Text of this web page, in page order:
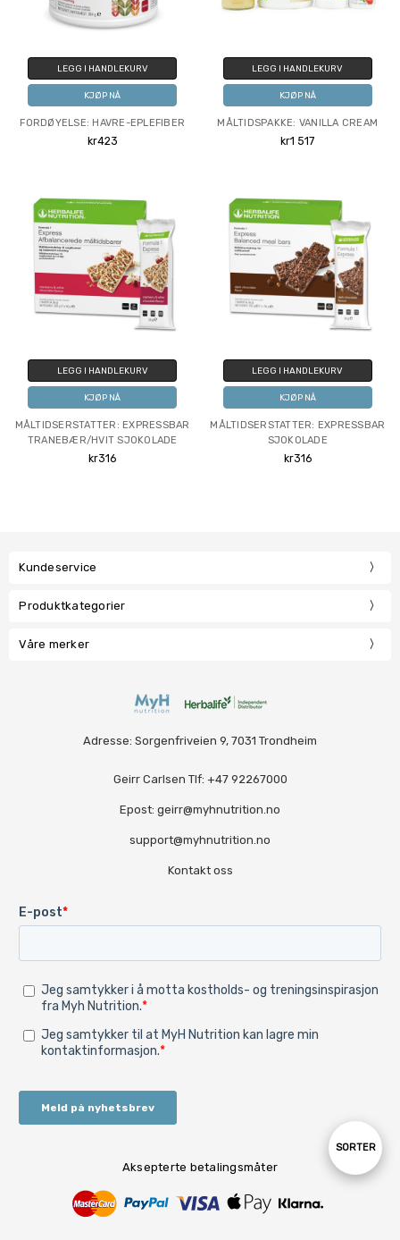
Sorter
SORTER
LEGG I HANDLEKURV
KJØP NÅ
FORDØYELSE: HAVRE-EPLEFIBER
kr423
LEGG I HANDLEKURV
KJØP NÅ
MÅLTIDSPAKKE: VANILLA CREAM
kr1 517
LEGG I HANDLEKURV
KJØP NÅ
MÅLTIDSERSTATTER: EXPRESSBAR
TRANEBÆR/HVIT SJOKOLADE
kr316
LEGG I HANDLEKURV
KJØP NÅ
MÅLTIDSERSTATTER: EXPRESSBAR
SJOKOLADE
kr316
Kundeservice
Produktkategorier
Våre merker
Adresse: Sorgenfriveien 9, 7031 Trondheim
Geirr Carlsen Tlf: +47 92267000
Epost: geirr@myhnutrition.no
support@myhnutrition.no
Kontakt oss
Aksepterte betalingsmåter